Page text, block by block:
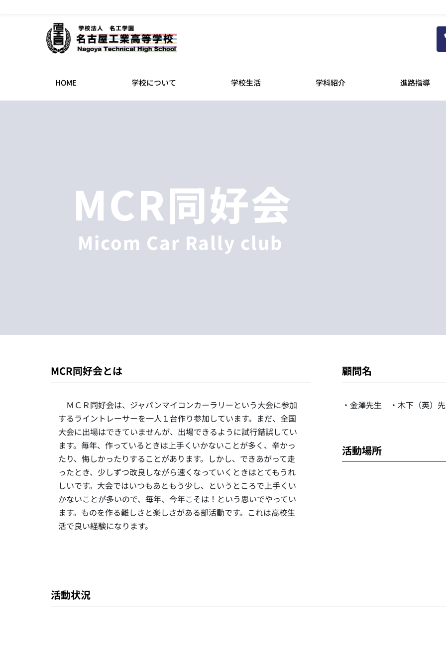
HOME 学校について 学校生活 学科紹介 進路指導
MCR同好会
Micom Car Rally club
MCR同好会とは
ＭＣＲ同好会は、ジャパンマイコンカーラリーという大会に参加
するライントレーサーを一人１台作り参加しています。まだ、全国
大会に出場はできていませんが、出場できるように試行錯誤してい
ます。毎年、作っているときは上手くいかないことが多く、辛かっ
たり、悔しかったりすることがあります。しかし、できあがって走
ったとき、少しずつ改良しながら速くなっていくときはとてもうれ
しいです。大会ではいつもあともう少し、というところで上手くい
かないことが多いので、毎年、今年こそは！という思いでやってい
ます。ものを作る難しさと楽しさがある部活動です。これは高校生
活で良い経験になります。
顧問名
・金澤先生　・木下（英）
活動場所
活動状況